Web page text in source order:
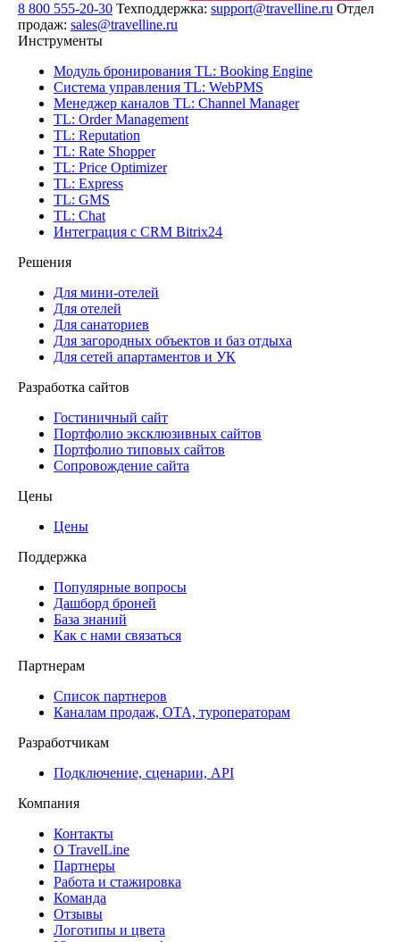
8 800 555-20-30 Техподдержка: support@travelline.ru Отдел
продаж: sales@travelline.ru
Инструменты
Модуль бронирования TL: Booking Engine
Система управления TL: WebPMS
Менеджер каналов TL: Channel Manager
TL: Order Management
TL: Reputation
TL: Rate Shopper
TL: Price Optimizer
TL: Express
TL: GMS
TL: Chat
Интеграция с CRM Bitrix24
Решения
Для мини-отелей
Для отелей
Для санаториев
Для загородных объектов и баз отдыха
Для сетей апартаментов и УК
Разработка сайтов
Гостиничный сайт
Портфолио эксклюзивных сайтов
Портфолио типовых сайтов
Сопровождение сайта
Цены
Цены
Поддержка
Популярные вопросы
Дашборд броней
База знаний
Как с нами связаться
Партнерам
Список партнеров
Каналам продаж, ОТА, туроператорам
Разработчикам
Подключение, сценарии, API
Компания
Контакты
О TravelLine
Партнеры
Работа и стажировка
Команда
Отзывы
Логотипы и цвета